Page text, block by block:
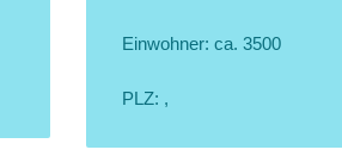
Einwohner: ca. 3500
PLZ: ,